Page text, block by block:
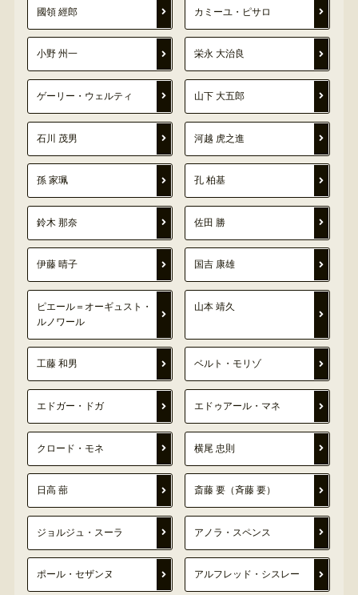
國領 經郎 カミーユ・ピサロ
小野 州一 栄永 大治良
ゲーリー・ウェルティ 山下 大五郎
石川 茂男 河越 虎之進
孫 家珮 孔 柏基
鈴木 那奈 佐田 勝
伊藤 晴子 国吉 康雄
ピエール＝オーギュスト・
ルノワール
山本 靖久
工藤 和男 ベルト・モリゾ
エドガー・ドガ エドゥアール・マネ
クロード・モネ 横尾 忠則
日高 蔀 斎藤 要（斉藤 要）
ジョルジュ・スーラ アノラ・スペンス
ポール・セザンヌ アルフレッド・シスレー